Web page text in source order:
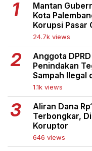
Mantan
Kota
Korupsi Pasar
24.7k views
Anggota
Penindakan
Sampah Ilegal
1.1k views
Aliran Dana
Terbongkar,
Koruptor
646 views